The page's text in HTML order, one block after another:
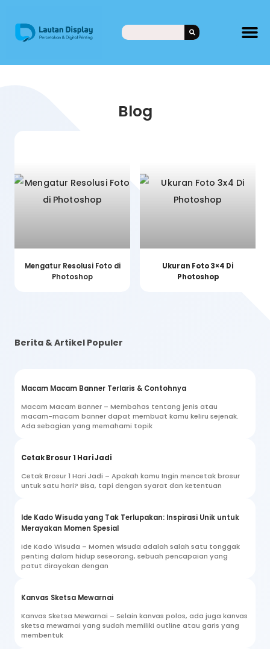
Blog
Mengatur Resolusi Foto di
Photoshop
Ukuran Foto 3×4 Di
Photoshop
Berita & Artikel Populer
Macam Macam Banner Terlaris & Contohnya
Macam Macam Banner – Membahas tentang jenis atau
macam-macam banner dapat membuat kamu keliru sejenak.
Ada sebagian yang memahami topik
Cetak Brosur 1 Hari Jadi
Cetak Brosur 1 Hari Jadi – Apakah kamu Ingin mencetak brosur
untuk satu hari? Bisa, tapi dengan syarat dan ketentuan
Ide Kado Wisuda yang Tak Terlupakan: Inspirasi Unik untuk
Merayakan Momen Spesial
Ide Kado Wisuda – Momen wisuda adalah salah satu tonggak
penting dalam hidup seseorang, sebuah pencapaian yang
patut dirayakan dengan
Kanvas Sketsa Mewarnai
Kanvas Sketsa Mewarnai – Selain kanvas polos, ada juga kanvas
sketsa mewarnai yang sudah memiliki outline atau garis yang
membentuk